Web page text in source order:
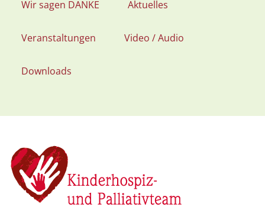
Wir sagen DANKE Aktuelles
Veranstaltungen Video / Audio
Downloads